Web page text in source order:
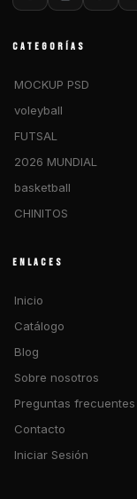
CATEGORÍAS
MOCKUP PSD
voleyball
FUTSAL
2026 MUNDIAL
basketball
CHINITOS
ENLACES
Inicio
Catálogo
Blog
Sobre nosotros
Preguntas frecuentes
Contacto
Iniciar Sesión